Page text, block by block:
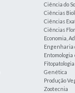
Ciência do
Ciências
Ciências
Ciências
Economia,
Engenharia
Entomologia
Genética
Produção
Zootecnia